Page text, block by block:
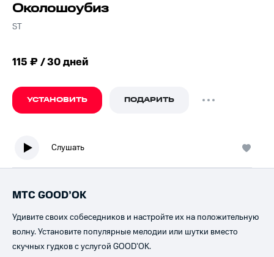
Околошоубиз
ST
115 ₽ / 30 дней
УСТАНОВИТЬ ПОДАРИТЬ
Слушать
МТС GOOD’OK
Удивите своих собеседников и настройте их на положительную
волну. Установите популярные мелодии или шутки вместо
скучных гудков с услугой GOOD’OK.